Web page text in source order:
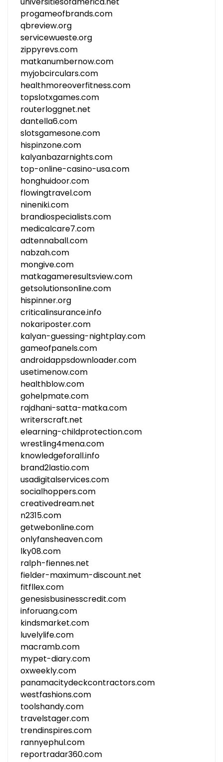
progameofbrands.com
qbreview.org
servicewueste.org
zippyrevs.com
matkanumbernow.com
myjobcirculars.com
healthmoreoverfitness.com
topslotxgames.com
routerloggnet.net
dantella6.com
slotsgamesone.com
hispinzone.com
kalyanbazarnights.com
top-online-casino-usa.com
honghuidoor.com
flowingtravel.com
nineniki.com
brandiospecialists.com
medicalcare7.com
adtennaball.com
nabzah.com
mongive.com
matkagameresultsview.com
getsolutionsonline.com
hispinner.org
criticalinsurance.info
nokariposter.com
kalyan-guessing-nightplay.com
gameofpanels.com
androidappsdownloader.com
usetimenow.com
healthblow.com
gohelpmate.com
rajdhani-satta-matka.com
writerscraft.net
elearning-childprotection.com
wrestling4mena.com
knowledgeforall.info
brand2lastio.com
usadigitalservices.com
socialhoppers.com
creativedream.net
n2315.com
getwebonline.com
onlyfansheaven.com
lky08.com
ralph-fiennes.net
fielder-maximum-discount.net
fitfllex.com
genesisbusinesscredit.com
inforuang.com
kindsmarket.com
luvelylife.com
macramb.com
mypet-diary.com
oxweekly.com
panamacitydeckcontractors.com
westfashions.com
toolshandy.com
travelstager.com
trendinspires.com
rannyephul.com
reportradar360.com